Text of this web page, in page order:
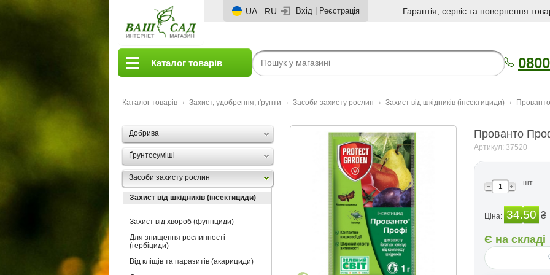
UA RU Вхід Реєстрація Гарантія, сервіс та повернення
Каталог товарів
Каталог товарів Захист, удобрення, ґрунти Засоби захисту рослин Захист від шкідників (інсектициди)
Добрива
Ґрунтосуміші
Засоби захисту рослин
Захист від шкідників (інсектициди)
Захист від хвороб (фунгіциди)
Для знищення рослинності
(гербіциди)
Від кліщів та паразитів (акарициди)
Прованто
Артикул: 37520
шт.
Ціна: 34.50 ₴
Є на складі